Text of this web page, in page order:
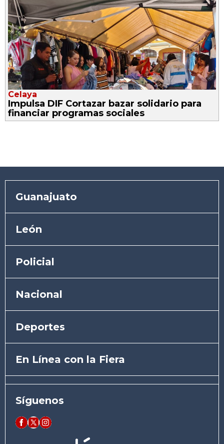
Celaya
Impulsa DIF Cortazar bazar solidario para
financiar programas sociales
Guanajuato
León
Policial
Nacional
Deportes
En Línea con la Fiera
Síguenos